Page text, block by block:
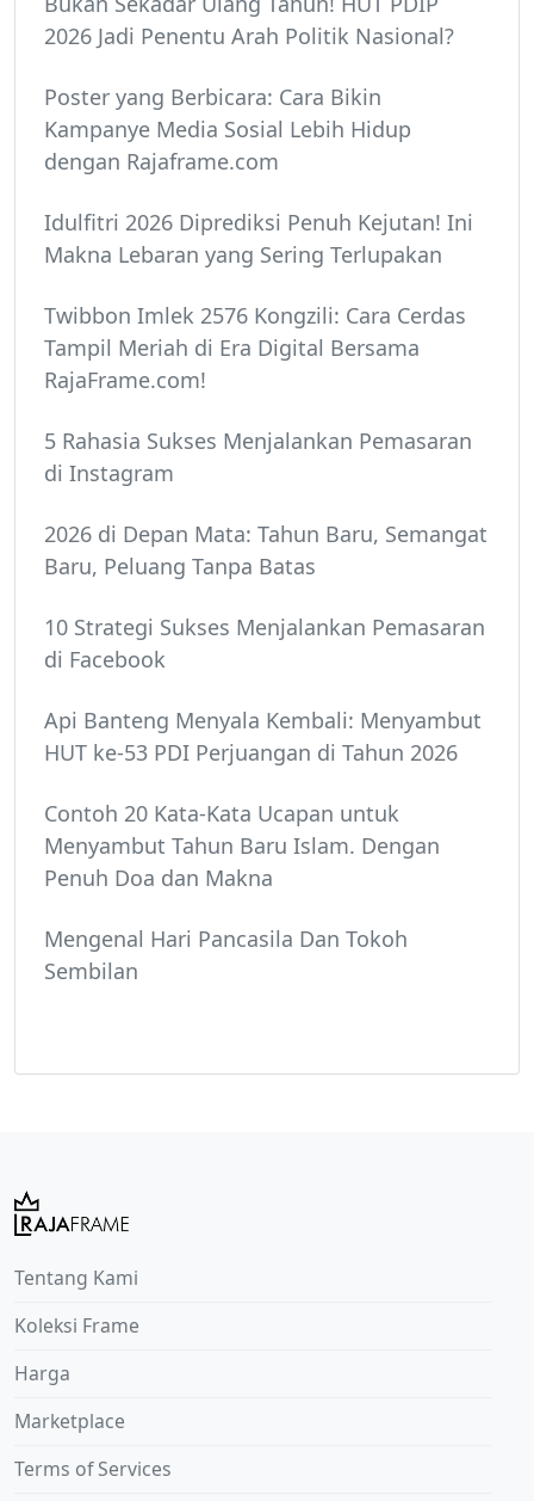
2026 Jadi Penentu Arah Politik Nasional?
Poster yang Berbicara: Cara Bikin
Kampanye Media Sosial Lebih Hidup
dengan Rajaframe.com
Idulfitri 2026 Diprediksi Penuh Kejutan! Ini
Makna Lebaran yang Sering Terlupakan
Twibbon Imlek 2576 Kongzili: Cara Cerdas
Tampil Meriah di Era Digital Bersama
RajaFrame.com!
5 Rahasia Sukses Menjalankan Pemasaran
di Instagram
2026 di Depan Mata: Tahun Baru, Semangat
Baru, Peluang Tanpa Batas
10 Strategi Sukses Menjalankan Pemasaran
di Facebook
Api Banteng Menyala Kembali: Menyambut
HUT ke-53 PDI Perjuangan di Tahun 2026
Contoh 20 Kata-Kata Ucapan untuk
Menyambut Tahun Baru Islam. Dengan
Penuh Doa dan Makna
Mengenal Hari Pancasila Dan Tokoh
Sembilan
Tentang Kami
Koleksi Frame
Harga
Marketplace
Terms of Services